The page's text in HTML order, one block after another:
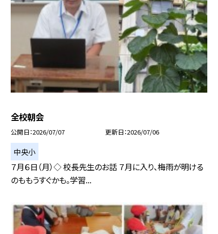
全校朝会
公開日 2026/07/07 更新日 2026/07/06
中央小
７月６日（月）◇ 校長先生のお話 ７月に入り、梅雨が明ける
のももうすぐかも。学習...